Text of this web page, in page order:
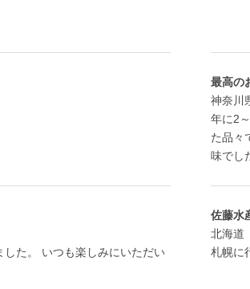
最高の
神奈
年に2
た品々
味でし
た。 いつも楽しみにいただい
佐藤水
北海
札幌に